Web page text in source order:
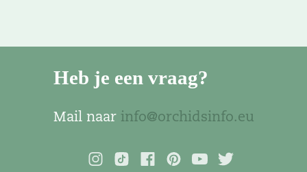
Heb je een vraag?
Mail naar info@orchidsinfo.eu